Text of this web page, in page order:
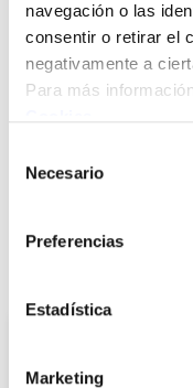
navegación o las
consentir o retirar el
negativamente a
Para más
Necesario
Preferencias
Estadística
Marketing
en nuestras tiendas